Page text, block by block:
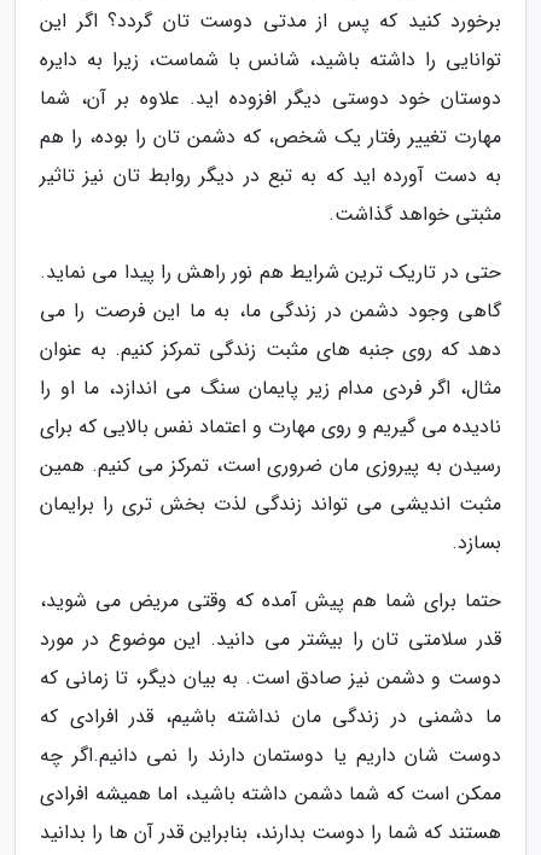
برخورد کنید که پس از مدتی دوست تان گردد؟ اگر این
توانایی را داشته باشید، شانس با شماست، زیرا به دایره
دوستان خود دوستی دیگر افزوده اید. علاوه بر آن، شما
مهارت تغییر رفتار یک شخص، که دشمن تان را بوده، را هم
به دست آورده اید که به تبع در دیگر روابط تان نیز تاثیر
مثبتی خواهد گذاشت.
حتی در تاریک ترین شرایط هم نور راهش را پیدا می نماید.
گاهی وجود دشمن در زندگی ما، به ما این فرصت را می
دهد که روی جنبه های مثبت زندگی تمرکز کنیم. به عنوان
مثال، اگر فردی مدام زیر پایمان سنگ می اندازد، ما او را
نادیده می گیریم و روی مهارت و اعتماد نفس بالایی که برای
رسیدن به پیروزی مان ضروری است، تمرکز می کنیم. همین
مثبت اندیشی می تواند زندگی لذت بخش تری را برایمان
بسازد.
حتما برای شما هم پیش آمده که وقتی مریض می شوید،
قدر سلامتی تان را بیشتر می دانید. این موضوع در مورد
دوست و دشمن نیز صادق است. به بیان دیگر، تا زمانی که
ما دشمنی در زندگی مان نداشته باشیم، قدر افرادی که
دوست شان داریم یا دوستمان دارند را نمی دانیم.اگر چه
ممکن است که شما دشمن داشته باشید، اما همیشه افرادی
هستند که شما را دوست بدارند، بنابراین قدر آن ها را بدانید